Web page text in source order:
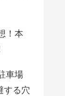
！本
車場
する穴